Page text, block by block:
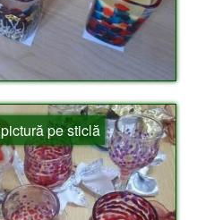
pe sticlă